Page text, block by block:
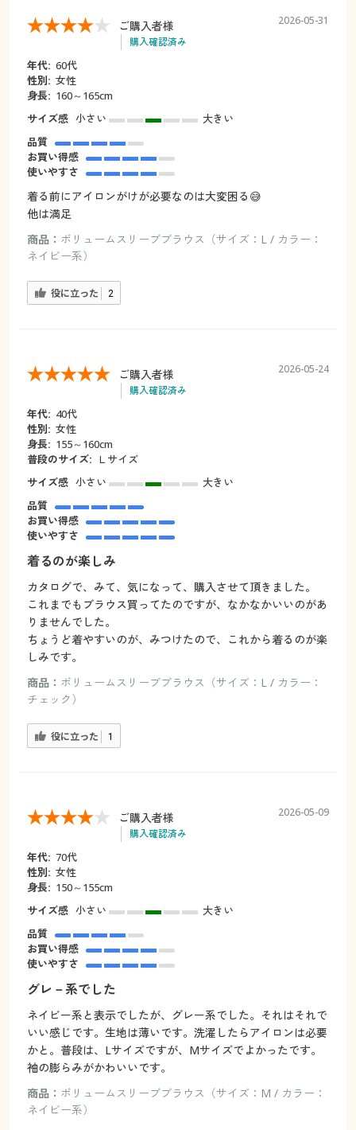
ご購入者様
購入確認済み
2026-05-31
年代: 60代
性別: 女性
身長: 160～165cm
サイズ感 小さい
大きい
品質
お買い得感
使いやすさ
着る前にアイロンがけが必要なのは大変困る😅
他は満足
商品： ボリュームスリーブブラウス（サイズ：L / カラー：
ネイビー系）
役に立った 2
ご購入者様
購入確認済み
2026-05-24
年代: 40代
性別: 女性
身長: 155～160cm
普段のサイズ: Ｌサイズ
サイズ感 小さい
大きい
品質
お買い得感
使いやすさ
着るのが楽しみ
カタログで、みて、気になって、購入させて頂きました。
これまでもブラウス買ってたのですが、なかなかいいのがあ
りませんでした。
ちょうど着やすいのが、みつけたので、これから着るのが楽
しみです。
商品： ボリュームスリーブブラウス（サイズ：L / カラー：
チェック）
役に立った 1
ご購入者様
購入確認済み
2026-05-09
年代: 70代
性別: 女性
身長: 150～155cm
サイズ感 小さい
大きい
品質
お買い得感
使いやすさ
グレ－系でした
ネイビー系と表示でしたが、グレー系でした。それはそれで
いい感じです。生地は薄いです。洗濯したらアイロンは必要
かと。普段は、Lサイズですが、Mサイズでよかったです。
袖の膨らみがかわいいです。
商品： ボリュームスリーブブラウス（サイズ：M / カラー：
ネイビー系）